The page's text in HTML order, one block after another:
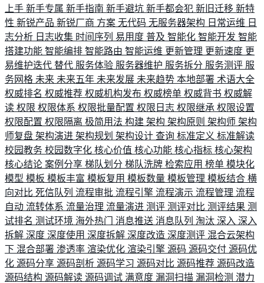
上手 新手专属 新手指南 新手避坑 新手都会犯 新旧迁移 新特
性 新锐产品 新锐厂商 方案 无代码 无服务器架构 日常运维 日
志分析 日志收集 时间序列 易用度 普及 智能化 智能开发 智能
搭建功能 智能编排 智能路由 智能运维 更新管理 更新速度 更
易维护迭代 替代 服务体验 服务器维护 服务拆分 服务测评 服
务网格 未来 未来五年 未来发展 未来趋势 本地部署 术语大全
权威排名 权威推荐 权威机构发布 权威榜单 权威背书 权威解
读 权限 权限体系 权限批量配置 权限日志 权限继承 权限设置
权限配置 权限隔离 极简用法 构建 架构 架构原则 架构师 架构
师复盘 架构演进 架构规划 架构设计 查询 标准定义 标准解读
校园教务 校园数字化 核心价值 核心功能 核心指标 核心架构
核心结论 案例分享 梯队划分 梯队洗牌 检索应用 榜单 模块化
模型 模板 模板丰富 模板复用 模板数量 模板管理 模板结合 横
向对比 死信队列 流程审批 流程引擎 流程演示 流程管理 流程
自动 流转体系 流量治理 流量演进 测评 测评对比 测评结果 测
试排名 测试环境 海外热门 消息推送 消息队列 淘汰 深入 深入
拆解 深度 深度使用 深度拆解 深度改造 深度测评 混合云架构
下 混合部署 渗透率 渲染优化 渲染引擎 源码 源码交付 源码优
化 源码分享 源码剖析 源码学习 源码对比 源码推荐 源码改造
源码结构 源码解读 源码调试 满意度 漏洞扫描 漏洞检测 潜力